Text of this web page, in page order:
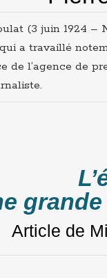
(3 juin 1924 –
a travaillé
de l’agence de
Article de